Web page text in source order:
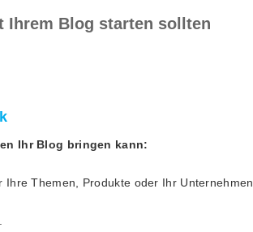
Ihrem Blog starten sollten
Ihr Blog bringen kann:
Themen, Produkte oder Ihr Unternehmen.